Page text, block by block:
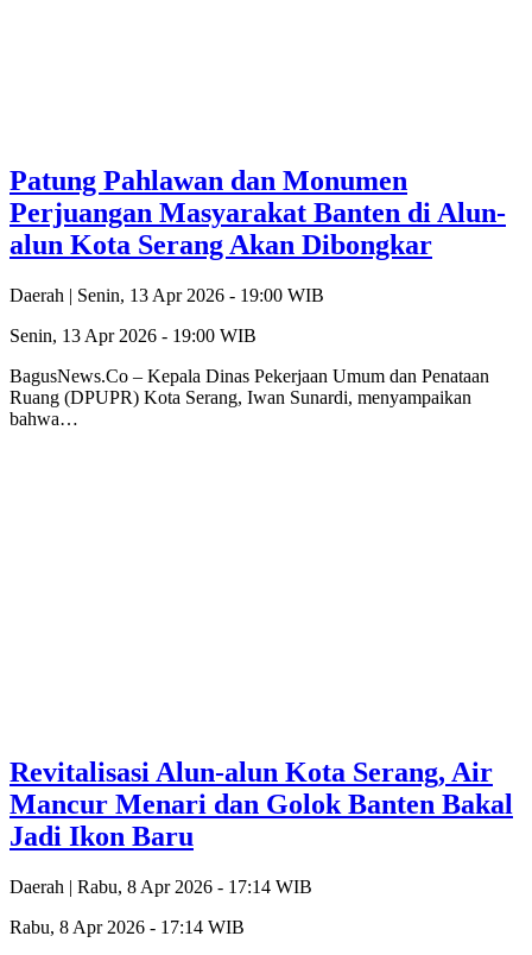
Patung Pahlawan dan Monumen
Perjuangan Masyarakat Banten di Alun-
alun Kota Serang Akan Dibongkar
Daerah | Senin, 13 Apr 2026 - 19:00 WIB
Senin, 13 Apr 2026 - 19:00 WIB
BagusNews.Co – Kepala Dinas Pekerjaan Umum dan Penataan
Ruang (DPUPR) Kota Serang, Iwan Sunardi, menyampaikan
bahwa…
Revitalisasi Alun-alun Kota Serang, Air
Mancur Menari dan Golok Banten Bakal
Jadi Ikon Baru
Daerah | Rabu, 8 Apr 2026 - 17:14 WIB
Rabu, 8 Apr 2026 - 17:14 WIB